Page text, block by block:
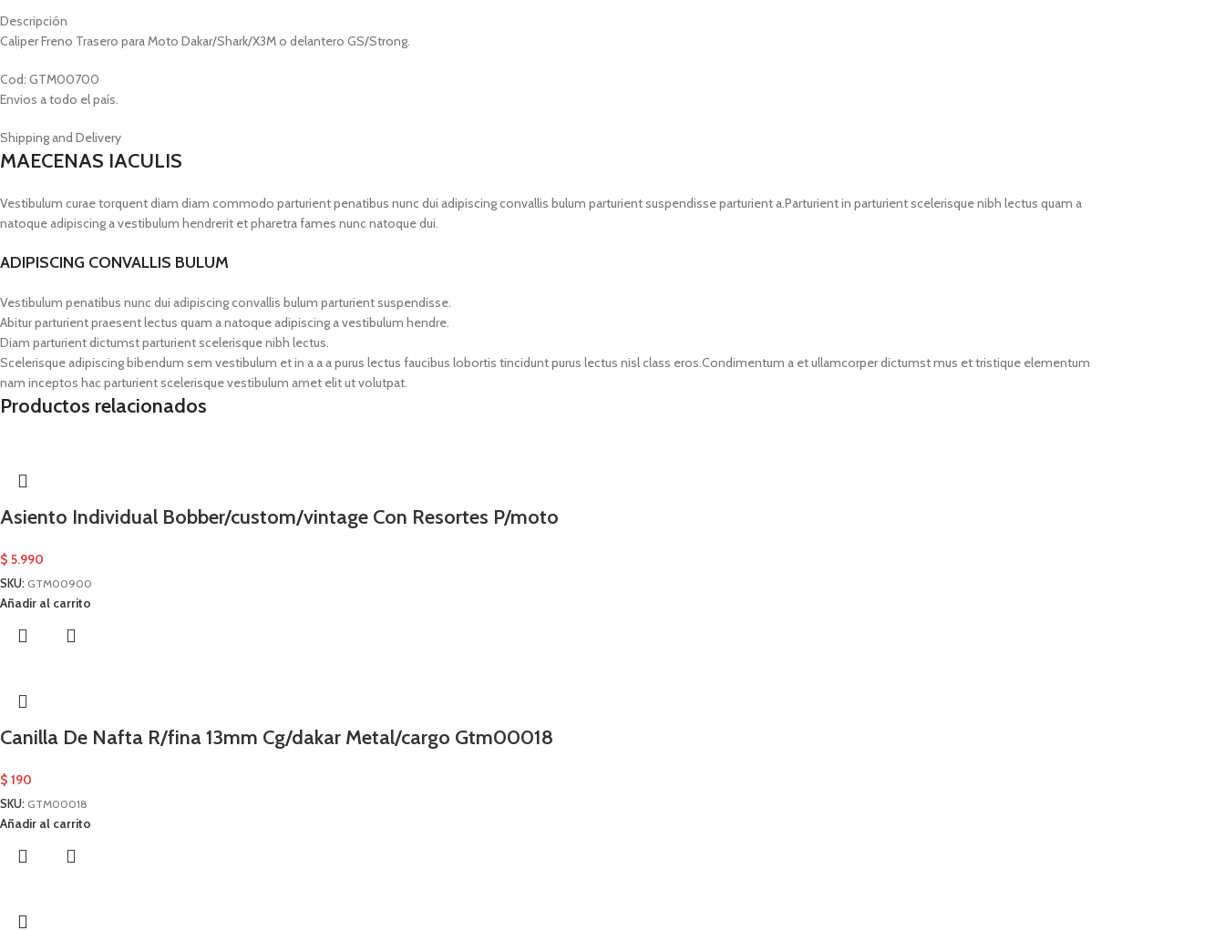
Descripción
Caliper Freno Trasero para Moto Dakar/Shark/X3M o delantero GS/Strong.
Cod: GTM00700
Envios a todo el país.
Shipping and Delivery
MAECENAS IACULIS
Vestibulum curae torquent diam diam commodo parturient penatibus nunc dui adipiscing convallis bulum parturient suspendisse parturient a.Parturient in parturient scelerisque nibh lectus quam a
natoque adipiscing a vestibulum hendrerit et pharetra fames nunc natoque dui.
ADIPISCING CONVALLIS BULUM
Vestibulum penatibus nunc dui adipiscing convallis bulum parturient suspendisse.
Abitur parturient praesent lectus quam a natoque adipiscing a vestibulum hendre.
Diam parturient dictumst parturient scelerisque nibh lectus.
Scelerisque adipiscing bibendum sem vestibulum et in a a a purus lectus faucibus lobortis tincidunt purus lectus nisl class eros.Condimentum a et ullamcorper dictumst mus et tristique elementum
nam inceptos hac parturient scelerisque vestibulum amet elit ut volutpat.
Productos relacionados
Asiento Individual Bobber/custom/vintage Con Resortes P/moto
$ 5.990
SKU: GTM00900
Añadir al carrito
Canilla De Nafta R/fina 13mm Cg/dakar Metal/cargo Gtm00018
$ 190
SKU: GTM00018
Añadir al carrito